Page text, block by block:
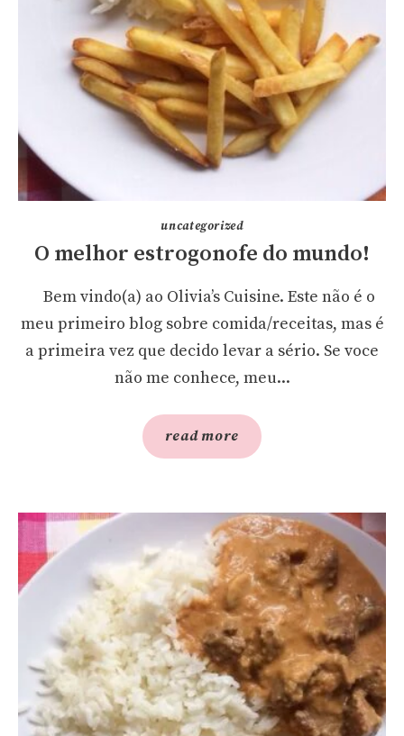
uncategorized
O melhor estrogonofe do mundo!
Bem vindo(a) ao Olivia’s Cuisine. Este não é o
meu primeiro blog sobre comida/receitas, mas é
a primeira vez que decido levar a sério. Se voce
não me conhece, meu...
read more